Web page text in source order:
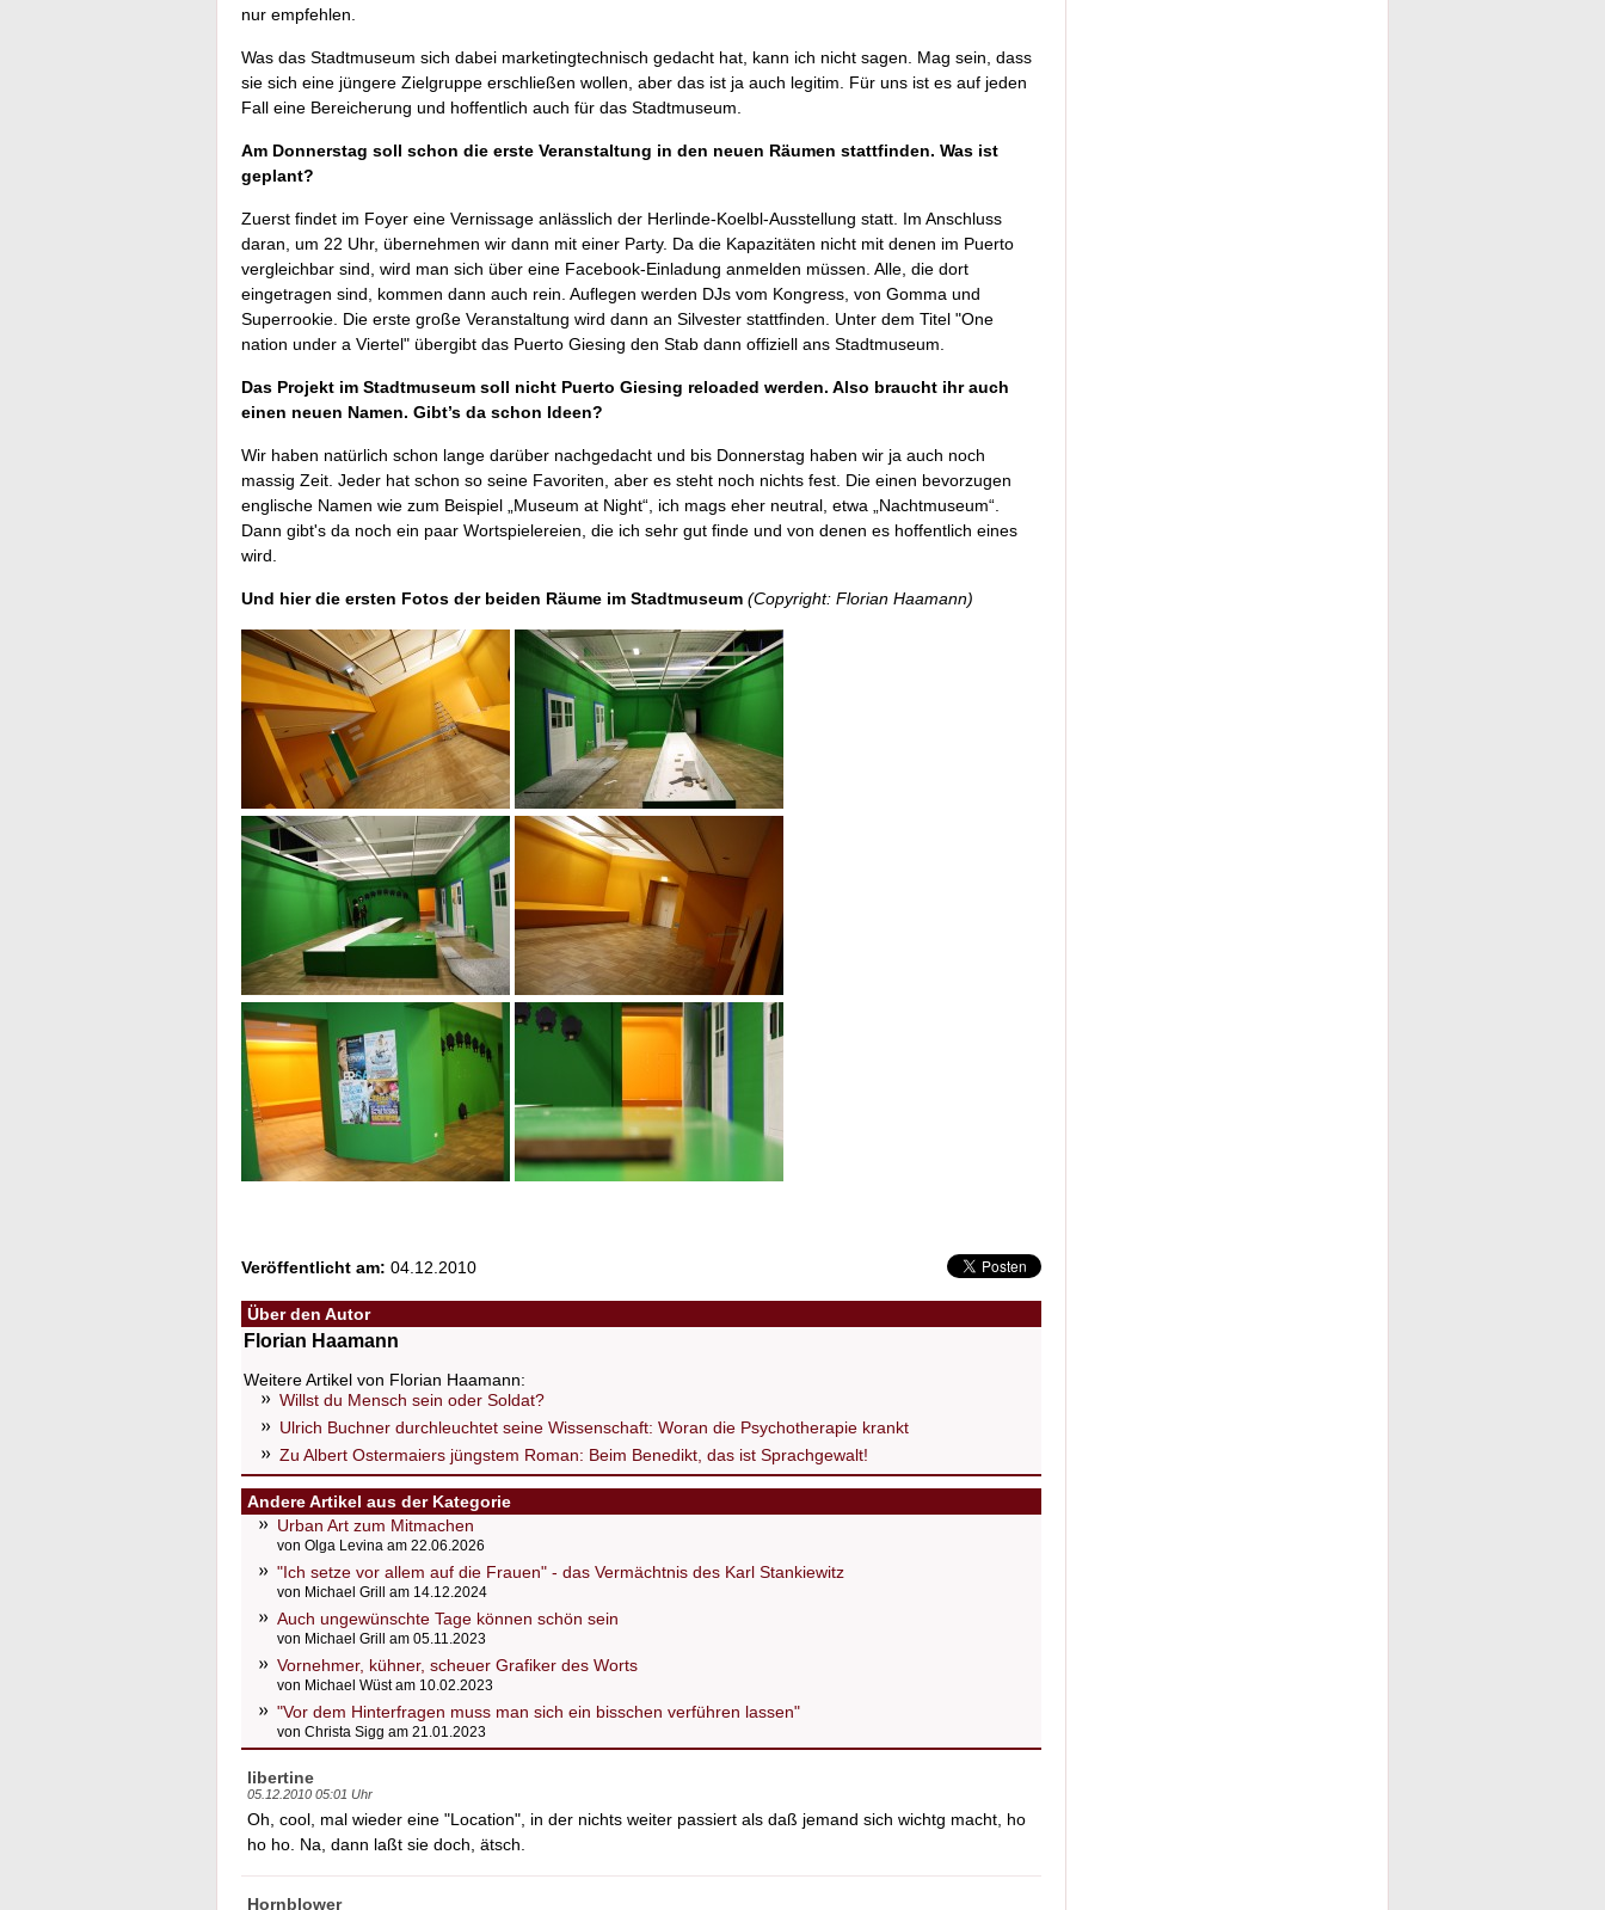
nur empfehlen.
Was das Stadtmuseum sich dabei marketingtechnisch gedacht hat, kann ich nicht sagen. Mag sein, dass
sie sich eine jüngere Zielgruppe erschließen wollen, aber das ist ja auch legitim. Für uns ist es auf jeden
Fall eine Bereicherung und hoffentlich auch für das Stadtmuseum.
Am Donnerstag soll schon die erste Veranstaltung in den neuen Räumen stattfinden. Was ist
geplant?
Zuerst findet im Foyer eine Vernissage anlässlich der Herlinde-Koelbl-Ausstellung statt. Im Anschluss
daran, um 22 Uhr, übernehmen wir dann mit einer Party. Da die Kapazitäten nicht mit denen im Puerto
vergleichbar sind, wird man sich über eine Facebook-Einladung anmelden müssen. Alle, die dort
eingetragen sind, kommen dann auch rein. Auflegen werden DJs vom Kongress, von Gomma und
Superrookie. Die erste große Veranstaltung wird dann an Silvester stattfinden. Unter dem Titel "One
nation under a Viertel" übergibt das Puerto Giesing den Stab dann offiziell ans Stadtmuseum.
Das Projekt im Stadtmuseum soll nicht Puerto Giesing reloaded werden. Also braucht ihr auch
einen neuen Namen. Gibt’s da schon Ideen?
Wir haben natürlich schon lange darüber nachgedacht und bis Donnerstag haben wir ja auch noch
massig Zeit. Jeder hat schon so seine Favoriten, aber es steht noch nichts fest. Die einen bevorzugen
englische Namen wie zum Beispiel „Museum at Night“, ich mags eher neutral, etwa „Nachtmuseum“.
Dann gibt's da noch ein paar Wortspielereien, die ich sehr gut finde und von denen es hoffentlich eines
wird.
Und hier die ersten Fotos der beiden Räume im Stadtmuseum (Copyright: Florian Haamann)
Veröffentlicht am: 04.12.2010
Über den Autor
Florian Haamann
Weitere Artikel von Florian Haamann:
Willst du Mensch sein oder Soldat?
Ulrich Buchner durchleuchtet seine Wissenschaft: Woran die Psychotherapie krankt
Zu Albert Ostermaiers jüngstem Roman: Beim Benedikt, das ist Sprachgewalt!
Andere Artikel aus der Kategorie
Urban Art zum Mitmachen
von Olga Levina am 22.06.2026
"Ich setze vor allem auf die Frauen" - das Vermächtnis des Karl Stankiewitz
von Michael Grill am 14.12.2024
Auch ungewünschte Tage können schön sein
von Michael Grill am 05.11.2023
Vornehmer, kühner, scheuer Grafiker des Worts
von Michael Wüst am 10.02.2023
"Vor dem Hinterfragen muss man sich ein bisschen verführen lassen"
von Christa Sigg am 21.01.2023
libertine
05.12.2010 05:01 Uhr
Oh, cool, mal wieder eine "Location", in der nichts weiter passiert als daß jemand sich wichtg macht, ho
ho ho. Na, dann laßt sie doch, ätsch.
Hornblower